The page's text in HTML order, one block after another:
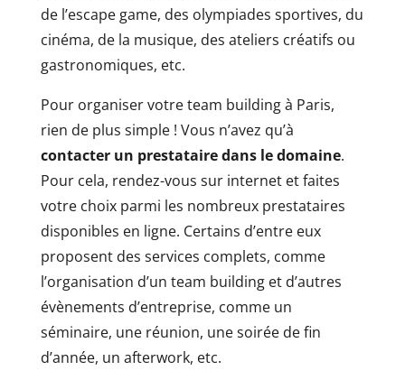
de l’escape game, des olympiades sportives, du
cinéma, de la musique, des ateliers créatifs ou
gastronomiques, etc.
Pour organiser votre team building à Paris,
rien de plus simple ! Vous n’avez qu’à
contacter un prestataire dans le domaine.
Pour cela, rendez-vous sur internet et faites
votre choix parmi les nombreux prestataires
disponibles en ligne. Certains d’entre eux
proposent des services complets, comme
l’organisation d’un team building et d’autres
évènements d’entreprise, comme un
séminaire, une réunion, une soirée de fin
d’année, un afterwork, etc.